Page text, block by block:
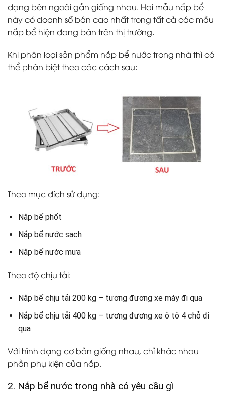
dạng bên ngoài gần giống nhau. Hai mẫu nắp bể
này có doanh số bán cao nhất trong tất cả các mẫu
nắp bể hiện đang bán trên thị trường.
Khi phân loại sản phẩm nắp bể nước trong nhà thì có
thể phân biệt theo các cách sau:
Theo mục đích sử dụng:
Nắp bể phốt
Nắp bể nước sạch
Nắp bể nước mưa
Theo độ chịu tải:
Nắp bể chịu tải 200 kg – tương đương xe máy đi qua
Nắp bể chịu tải 400 kg – tương đương xe ô tô 4 chỗ đi
qua
Với hình dạng cơ bản giống nhau, chỉ khác nhau
phần phụ kiện của nắp.
2. Nắp bể nước trong nhà có yêu cầu gì